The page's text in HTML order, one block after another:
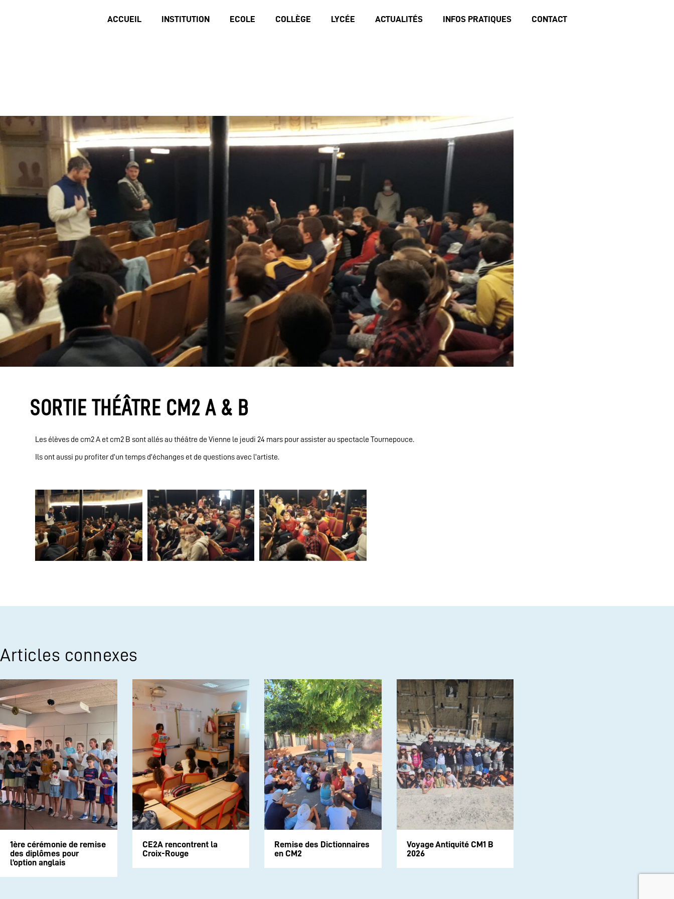
ACCUEIL INSTITUTION ECOLE COLLÈGE LYCÉE ACTUALITÉS INFOS PRATIQUES CONTACT
SORTIE THÉÂTRE CM2 A & B
Les élèves de cm2 A et cm2 B sont allés au théâtre de Vienne le jeudi 24 mars pour assister au spectacle Tournepouce.
Ils ont aussi pu profiter d’un temps d’échanges et de questions avec l’artiste.
Articles connexes
1ère cérémonie de remise
des diplômes pour
l’option anglais
CE2A rencontrent la
Croix-Rouge
Remise des Dictionnaires
en CM2
Voyage Antiquité CM1 B
2026